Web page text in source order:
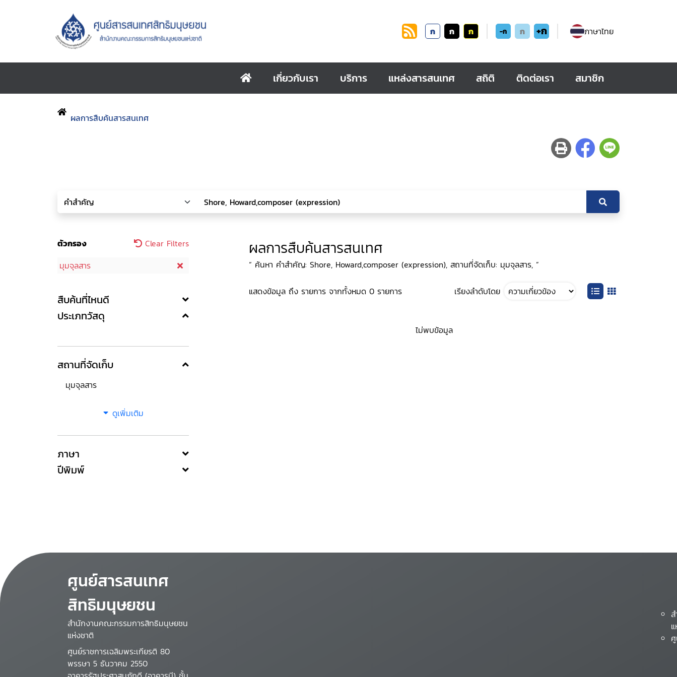
ก ก ก -ก ก +ก ภาษาไทย
เกี่ยวกับเรา บริการ แหล่งสารสนเทศ สถิติ ติดต่อเรา สมาชิก
ผลการสืบค้นสารสนเทศ
ตัวกรอง
Clear Filters
มุมจุลสาร
สืบค้นที่ไหนดี
ประเภทวัสดุ
สถานที่จัดเก็บ
มุมจุลสาร
ดูเพิ่มเติม
ภาษา
ปีพิมพ์
ผลการสืบค้นสารสนเทศ
“ ค้นหา คำสำคัญ: Shore, Howard,composer (expression), สถานที่จัดเก็บ: มุมจุลสาร, ”
แสดงข้อมูล ถึง รายการ จากทั้งหมด 0 รายการ เรียงลำดับโดย
ไม่พบข้อมูล
ศูนย์สารสนเทศ
สิทธิมนุษยชน
สำนักงานคณะกรรมการสิทธิมนุษยชน
แห่งชาติ
ศูนย์ราชการเฉลิมพระเกียรติ 80
พรรษา 5 ธันวาคม 2550